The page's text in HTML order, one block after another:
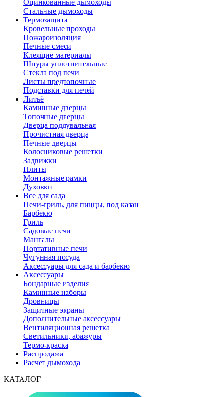
Оцинкованные дымоходы
Стальные дымоходы
Термозащита
Кровельные проходы
Пожароизоляция
Печные смеси
Клеящие материалы
Шнуры уплотнительные
Стекла под печи
Листы предтопочные
Подставки для печей
Литьё
Каминные дверцы
Топочные дверцы
Дверца поддувальная
Прочистная дверца
Печные дверцы
Колосниковые решетки
Задвижки
Плиты
Монтажные рамки
Духовки
Все для сада
Печи-гриль, для пиццы, под казан
Барбекю
Гриль
Садовые печи
Мангалы
Портативные печи
Чугунная посуда
Аксессуары для сада и барбекю
Аксессуары
Бондарные изделия
Каминные наборы
Дровницы
Защитные экраны
Дополнительные аксессуары
Вентиляционная решетка
Светильники, абажуры
Термо-краска
Распродажа
Расчет дымохода
КАТАЛОГ